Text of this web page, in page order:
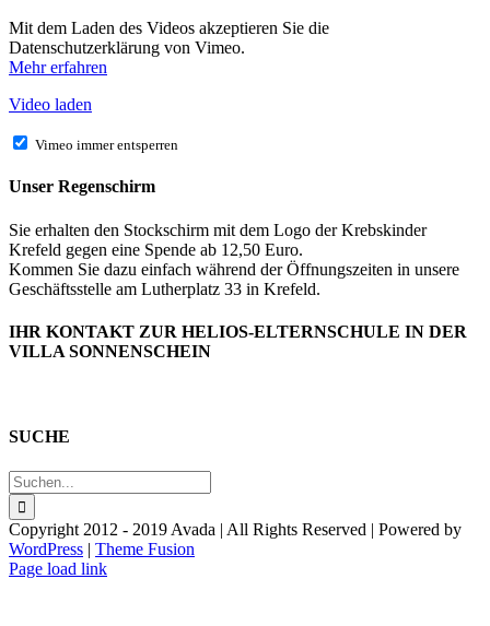
Mit dem Laden des Videos akzeptieren Sie die
Datenschutzerklärung von Vimeo.
Mehr erfahren
Video laden
Vimeo immer entsperren
Unser Regenschirm
Sie erhalten den Stockschirm mit dem Logo der Krebskinder
Krefeld gegen eine Spende ab 12,50 Euro.
Kommen Sie dazu einfach während der Öffnungszeiten in unsere
Geschäftsstelle am Lutherplatz 33 in Krefeld.
IHR KONTAKT ZUR HELIOS-ELTERNSCHULE IN DER
VILLA SONNENSCHEIN
SUCHE
Suche
nach:
Copyright 2012 - 2019 Avada | All Rights Reserved | Powered by
WordPress | Theme Fusion
Facebook
Page load link